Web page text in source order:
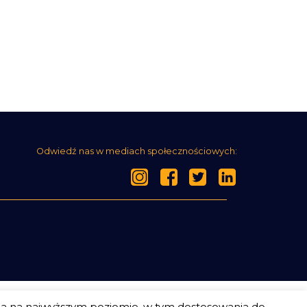
Odwiedź nas w mediach społecznościowych: